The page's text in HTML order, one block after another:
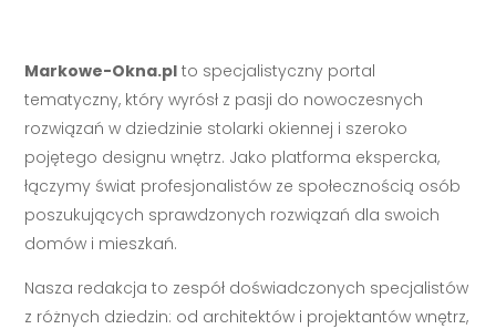
Markowe-Okna.pl to specjalistyczny portal
tematyczny, który wyrósł z pasji do nowoczesnych
rozwiązań w dziedzinie stolarki okiennej i szeroko
pojętego designu wnętrz. Jako platforma ekspercka,
łączymy świat profesjonalistów ze społecznością osób
poszukujących sprawdzonych rozwiązań dla swoich
domów i mieszkań.
Nasza redakcja to zespół doświadczonych specjalistów
z różnych dziedzin: od architektów i projektantów wnętrz,